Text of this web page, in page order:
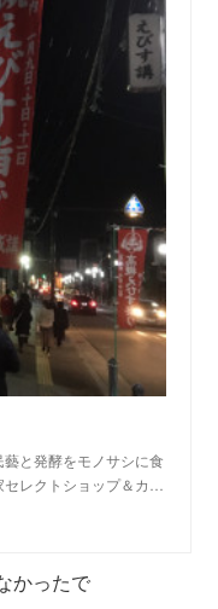
と発酵をモノサシに食
レクトショップ＆カ…
かったで